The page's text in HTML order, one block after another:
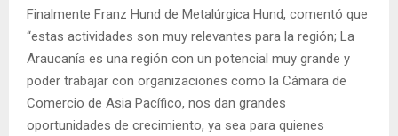
Finalmente Franz Hund de Metalúrgica Hund, comentó que
“estas actividades son muy relevantes para la región; La
Araucanía es una región con un potencial muy grande y
poder trabajar con organizaciones como la Cámara de
Comercio de Asia Pacífico, nos dan grandes
oportunidades de crecimiento, ya sea para quienes